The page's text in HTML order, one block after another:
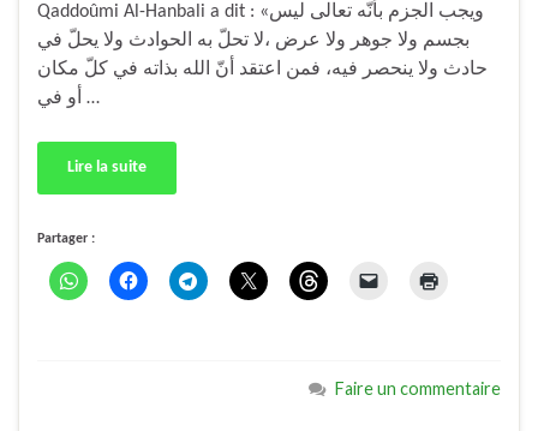
Qaddoûmi Al-Hanbali a dit : «ويجب الجزم بأنّه تعالى ليس
بجسم ولا جوهر ولا عرض ،لا تحلّ به الحوادث ولا يحلّ في
حادث ولا ينحصر فيه، فمن اعتقد أنّ الله بذاته في كلّ مكان
أو في …
Lire la suite
Partager :
Faire un commentaire